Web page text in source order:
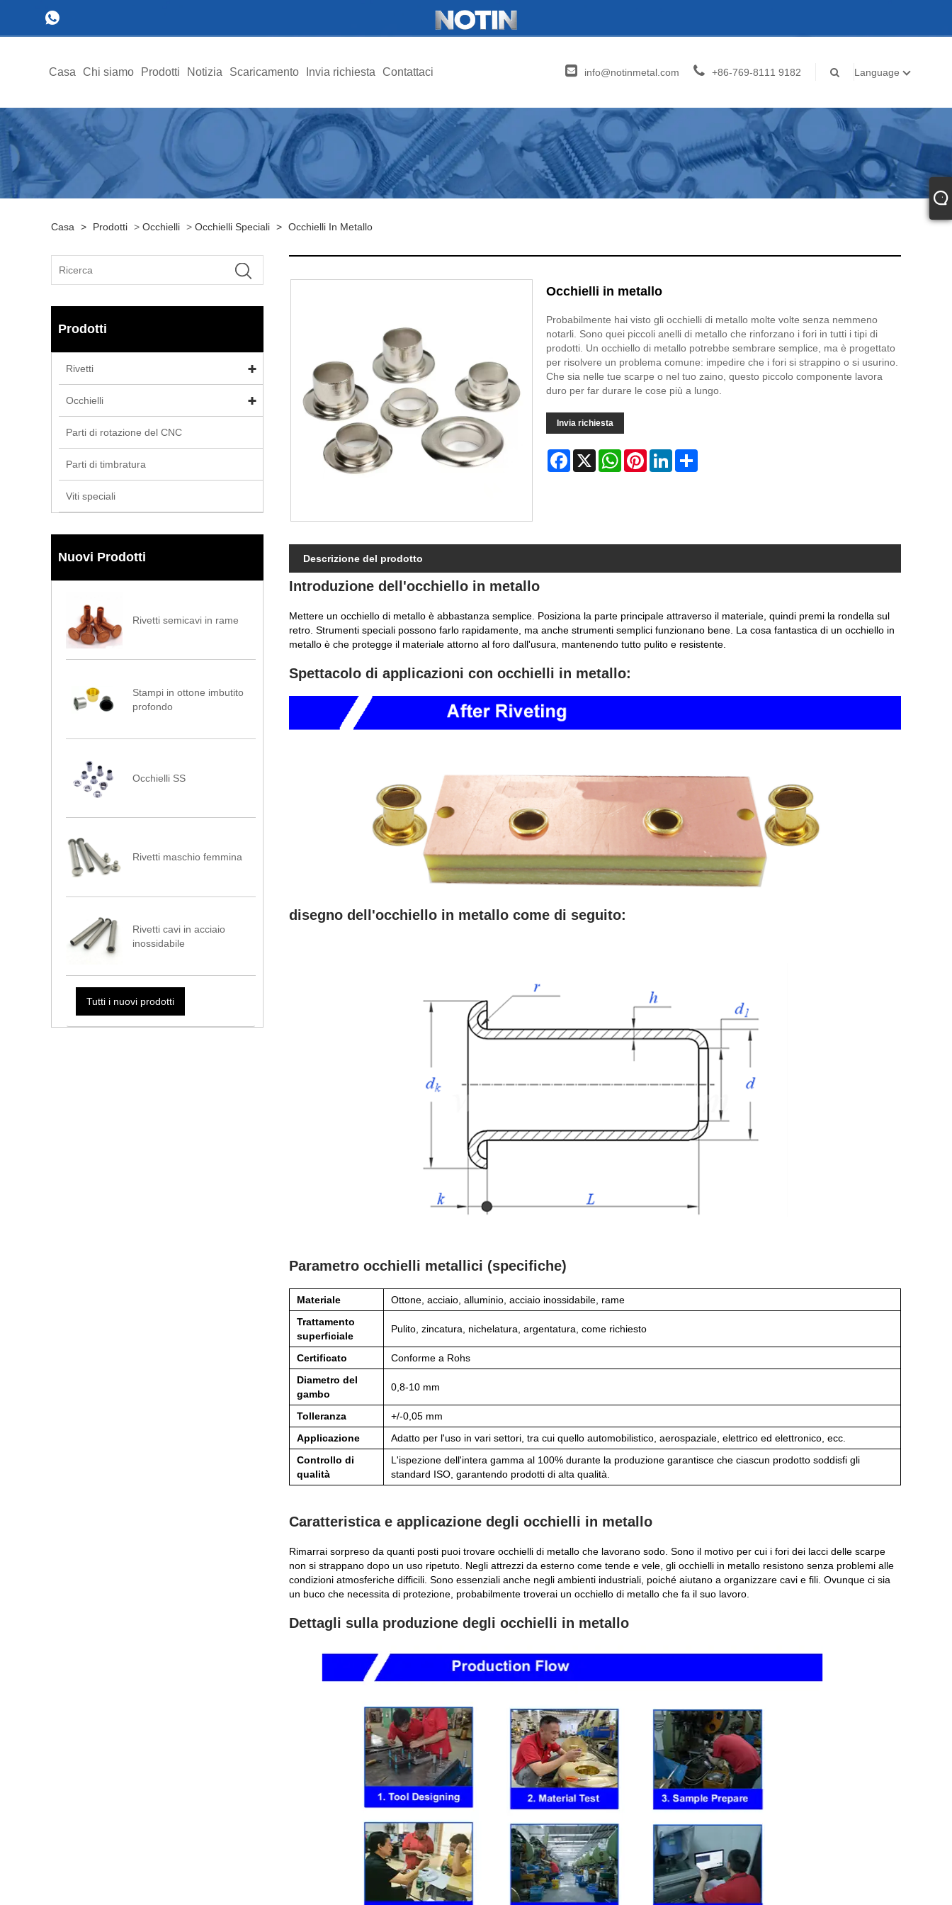
Casa Chi siamo Prodotti Notizia Scaricamento Invia richiesta Contattaci info@notinmetal.com +86-769-8111 9182 Language
Casa > Prodotti > Occhielli > Occhielli Speciali > Occhielli In Metallo
Prodotti
Rivetti
Occhielli
Parti di rotazione del CNC
Parti di timbratura
Viti speciali
Nuovi Prodotti
Rivetti semicavi in ​​rame
Stampi in ottone imbutito
profondo
Occhielli SS
Rivetti maschio femmina
Rivetti cavi in ​​acciaio
inossidabile
Tutti i nuovi prodotti
Occhielli in metallo
Probabilmente hai visto gli occhielli di metallo molte volte senza nemmeno
notarli. Sono quei piccoli anelli di metallo che rinforzano i fori in tutti i tipi di
prodotti. Un occhiello di metallo potrebbe sembrare semplice, ma è progettato
per risolvere un problema comune: impedire che i fori si strappino o si usurino.
Che sia nelle tue scarpe o nel tuo zaino, questo piccolo componente lavora
duro per far durare le cose più a lungo.
Invia richiesta
Facebook
X WhatsAppPinterestLinkedInShare
Descrizione del prodotto
Introduzione dell'occhiello in metallo
Mettere un occhiello di metallo è abbastanza semplice. Posiziona la parte principale attraverso il materiale, quindi premi la rondella sul
retro. Strumenti speciali possono farlo rapidamente, ma anche strumenti semplici funzionano bene. La cosa fantastica di un occhiello in
metallo è che protegge il materiale attorno al foro dall'usura, mantenendo tutto pulito e resistente.
Spettacolo di applicazioni con occhielli in metallo:
disegno dell'occhiello in metallo come di seguito:
Parametro occhielli metallici (specifiche)
Materiale
Ottone, acciaio, alluminio, acciaio inossidabile, rame
Trattamento
superficiale
Pulito, zincatura, nichelatura, argentatura, come richiesto
Certificato
Conforme a Rohs
Diametro del
gambo
0,8-10 mm
Tolleranza
+/-0,05 mm
Applicazione
Adatto per l'uso in vari settori, tra cui quello automobilistico, aerospaziale, elettrico ed elettronico, ecc.
Controllo di
qualità
L'ispezione dell'intera gamma al 100% durante la produzione garantisce che ciascun prodotto soddisfi gli
standard ISO, garantendo prodotti di alta qualità.
Caratteristica e applicazione degli occhielli in metallo
Rimarrai sorpreso da quanti posti puoi trovare occhielli di metallo che lavorano sodo. Sono il motivo per cui i fori dei lacci delle scarpe
non si strappano dopo un uso ripetuto. Negli attrezzi da esterno come tende e vele, gli occhielli in metallo resistono senza problemi alle
condizioni atmosferiche difficili. Sono essenziali anche negli ambienti industriali, poiché aiutano a organizzare cavi e fili. Ovunque ci sia
un buco che necessita di protezione, probabilmente troverai un occhiello di metallo che fa il suo lavoro.
Dettagli sulla produzione degli occhielli in metallo